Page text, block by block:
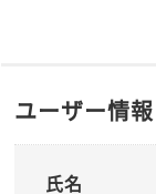
ユーザー情報
氏名